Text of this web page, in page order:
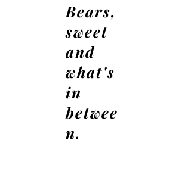
Bears,
sweet
and
what's
in
betwee
n.